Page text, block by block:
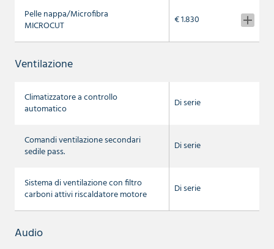
Pelle nappa/Microfibra
MICROCUT
€ 1.830
Ventilazione
Climatizzatore a controllo
automatico
Di serie
Comandi ventilazione secondari
sedile pass.
Di serie
Sistema di ventilazione con filtro
carboni attivi riscaldatore motore
Di serie
Audio